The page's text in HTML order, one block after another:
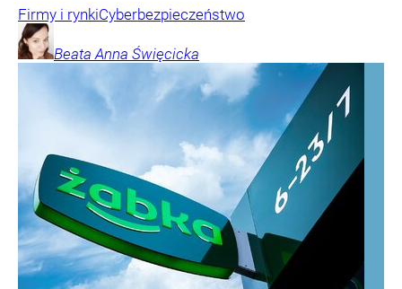
Firmy i rynkiCyberbezpieczeństwo
Beata Anna Święcicka